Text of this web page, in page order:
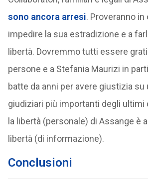
sono ancora arresi. Proveranno in
impedire la sua estradizione e a
libertà. Dovremmo tutti essere
persone e a Stefania Maurizi in
batte da anni per avere giustizia su
giudiziari più importanti degli ultimi
la libertà (personale) di Assange è
libertà (di informazione).
Conclusioni